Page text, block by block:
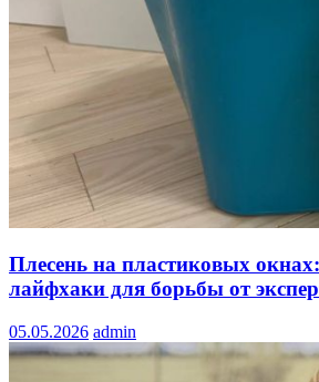
Плесень на пластиковых
лайфхаки для борьбы от
05.05.2026 admin